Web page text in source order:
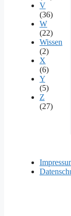
V
(36)
W
(22)
Wissen
(2)
X
(6)
Y
(5)
Z
(27)